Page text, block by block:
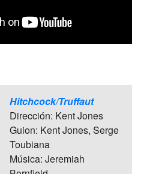
Hitchcock/Truffaut
Dirección: Kent Jones
Guion: Kent Jones, Serge
Toubiana
Música: Jeremiah